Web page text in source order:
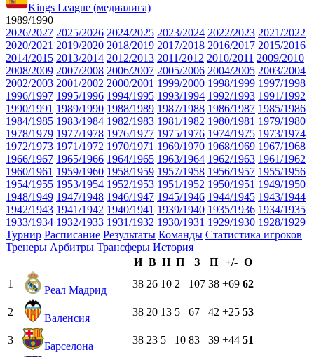
Kings League (медиалига)
1989/1990
2026/2027 2025/2026 2024/2025 2023/2024 2022/2023 2021/2022
2020/2021 2019/2020 2018/2019 2017/2018 2016/2017 2015/2016
2014/2015 2013/2014 2012/2013 2011/2012 2010/2011 2009/2010
2008/2009 2007/2008 2006/2007 2005/2006 2004/2005 2003/2004
2002/2003 2001/2002 2000/2001 1999/2000 1998/1999 1997/1998
1996/1997 1995/1996 1994/1995 1993/1994 1992/1993 1991/1992
1990/1991 1989/1990 1988/1989 1987/1988 1986/1987 1985/1986
1984/1985 1983/1984 1982/1983 1981/1982 1980/1981 1979/1980
1978/1979 1977/1978 1976/1977 1975/1976 1974/1975 1973/1974
1972/1973 1971/1972 1970/1971 1969/1970 1968/1969 1967/1968
1966/1967 1965/1966 1964/1965 1963/1964 1962/1963 1961/1962
1960/1961 1959/1960 1958/1959 1957/1958 1956/1957 1955/1956
1954/1955 1953/1954 1952/1953 1951/1952 1950/1951 1949/1950
1948/1949 1947/1948 1946/1947 1945/1946 1944/1945 1943/1944
1942/1943 1941/1942 1940/1941 1939/1940 1935/1936 1934/1935
1933/1934 1932/1933 1931/1932 1930/1931 1929/1930 1928/1929
Турнир Расписание Результаты Команды Статистика игроков
Тренеры Арбитры Трансферы История
И В Н П З П +/- О
1
Реал Мадрид
38 26 10 2 107 38 +69 62
2
Валенсия
38 20 13 5 67 42 +25 53
3
Барселона
38 23 5 10 83 39 +44 51